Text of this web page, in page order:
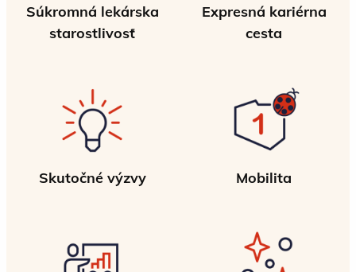
Súkromná lekárska
starostlivosť
Expresná kariérna
cesta
Skutočné výzvy Mobilita